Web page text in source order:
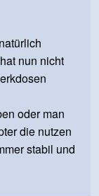
nun nicht
oder man
die nutzen
stabil und